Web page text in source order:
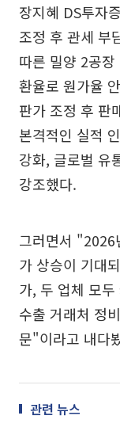
장지혜 DS투자
조정 후 관세 부
따른 밀양 2공
환율로 원가율
판가 조정 후 판
본격적인 실적
강화, 글로벌 유
강조했다.
그러면서 "2026
가 상승이 기대
가, 두 업체 모
수출 거래처 정
문"이라고 내다
관련 뉴스